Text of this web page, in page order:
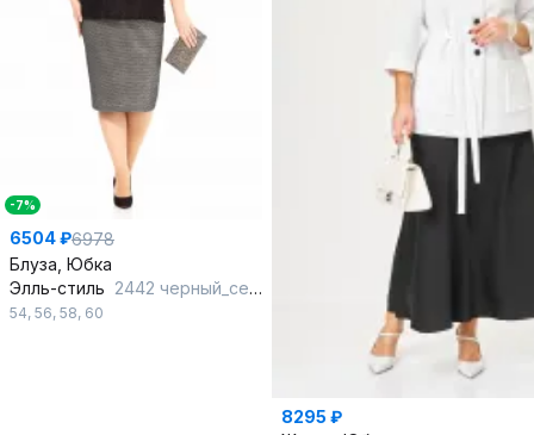
-7%
6504 ₽6978
Блуза, Юбка
Элль-стиль 2442 черный_серебро
54, 56, 58, 60
8295 ₽